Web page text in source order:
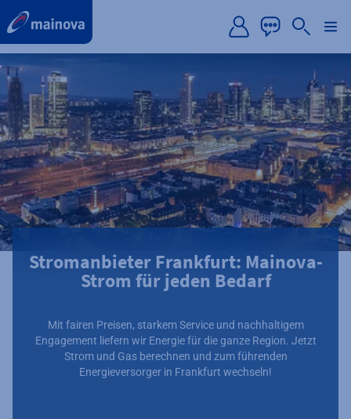
Stromanbieter Frankfurt: Mainova-
Strom für jeden Bedarf
Mit fairen Preisen, starkem Service und nachhaltigem
Engagement liefern wir Energie für die ganze Region. Jetzt
Strom und Gas berechnen und zum führenden
Energieversorger in Frankfurt wechseln!